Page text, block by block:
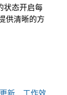
状态开启每
供清晰的方
新
工作效